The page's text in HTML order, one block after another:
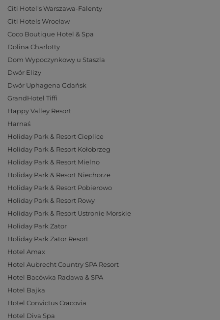
Citi Hotel's Warszawa-Falenty
Citi Hotels Wrocław
Coco Boutique Hotel & Spa
Dolina Charlotty
Dom Wypoczynkowy u Staszla
Dwór Elizy
Dwór Uphagena Gdańsk
GrandHotel Tiffi
Happy Valley Resort
Harnaś
Holiday Park & Resort Cieplice
Holiday Park & Resort Kołobrzeg
Holiday Park & Resort Mielno
Holiday Park & Resort Niechorze
Holiday Park & Resort Pobierowo
Holiday Park & Resort Rowy
Holiday Park & Resort Ustronie Morskie
Holiday Park Zator
Holiday Park Zator Resort
Hotel Amax
Hotel Aubrecht Country SPA Resort
Hotel Bacówka Radawa & SPA
Hotel Bajka
Hotel Convictus Cracovia
Hotel Diva Spa